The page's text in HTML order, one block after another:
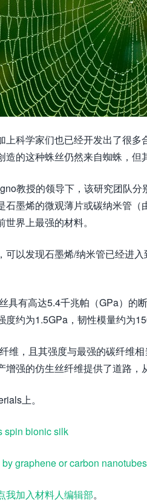
上科学家们也已经开发出了很
的这种蛛丝仍然来自蜘蛛，但
教授的领导下，该研究团队
墨烯的微观薄片或碳纳米管（
界上最强的材料。
可以发现石墨烯/纳米管已经进
具有高达5.4千兆帕（GPa）的
约为1.5GPa，韧性模量约为
维，且其强度与最强的碳纤维
增强的仿生丝纤维提供了道路
上。
spin bionic silk
graphene or carbon nanotubes
我加入材料人编辑部。